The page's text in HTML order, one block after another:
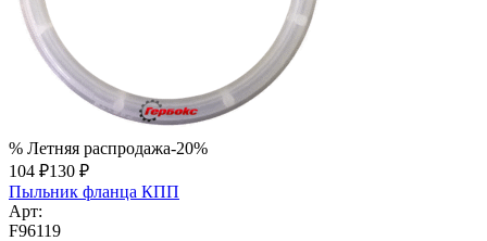
% Летняя распродажа-20%
104 ₽130 ₽
Пыльник фланца КПП
Арт:
F96119